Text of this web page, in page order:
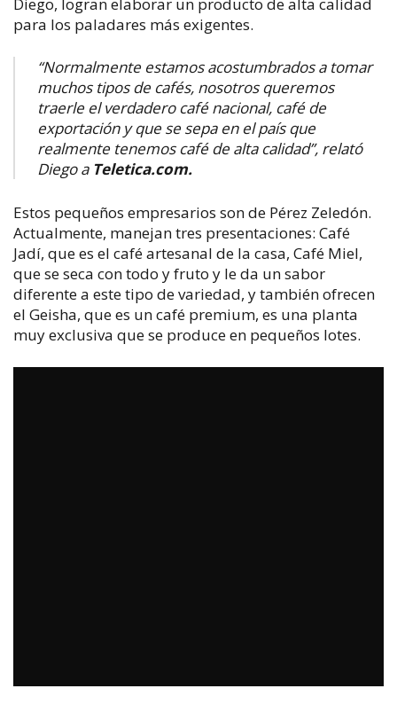
para los paladares más exigentes.
“Normalmente estamos acostumbrados a tomar
muchos tipos de cafés, nosotros queremos
traerle el verdadero café nacional, café de
exportación y que se sepa en el país que
realmente tenemos café de alta calidad”, relató
Diego a Teletica.com.
Estos pequeños empresarios son de Pérez Zeledón.
Actualmente, manejan tres presentaciones: Café
Jadí, que es el café artesanal de la casa, Café Miel,
que se seca con todo y fruto y le da un sabor
diferente a este tipo de variedad, y también ofrecen
el Geisha, que es un café premium, es una planta
muy exclusiva que se produce en pequeños lotes.